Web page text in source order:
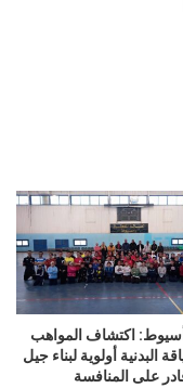
اكتشاف المواهب
البدنية أولوية لبناء جيل
على المنافسة